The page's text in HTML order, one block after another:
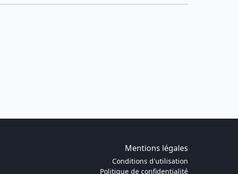
Mentions légales
Conditions d'utilisation
Politique de confidentialité